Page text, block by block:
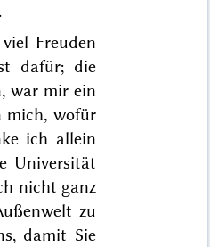
Freuden
dafür; die
war mir ein
mich, wofür
ich allein
Universität
nicht ganz
zu
damit Sie